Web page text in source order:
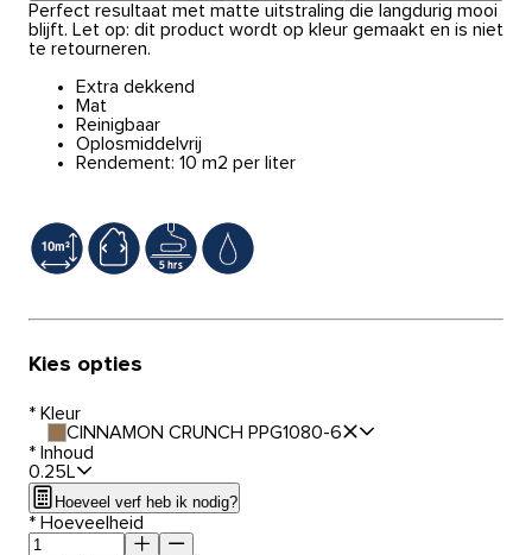
Perfect resultaat met matte uitstraling die langdurig mooi
blijft. Let op: dit product wordt op kleur gemaakt en is niet
te retourneren.
Extra dekkend
Mat
Reinigbaar
Oplosmiddelvrij
Rendement: 10 m2 per liter
Kies opties
* Kleur
CINNAMON CRUNCH PPG1080-6
* Inhoud
0.25L
Hoeveel verf heb ik nodig?
* Hoeveelheid